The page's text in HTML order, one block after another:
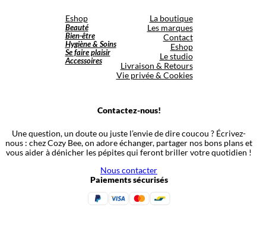
Eshop
Beauté
Bien-être
Hygiène & Soins
Se faire plaisir
Accessoires
La boutique
Les marques
Contact
Eshop
Le studio
Livraison & Retours
Vie privée & Cookies
Contactez-nous!
Une question, un doute ou juste l’envie de dire coucou ? Écrivez-
nous : chez Cozy Bee, on adore échanger, partager nos bons plans et
vous aider à dénicher les pépites qui feront briller votre quotidien !
Nous contacter
Paiements sécurisés